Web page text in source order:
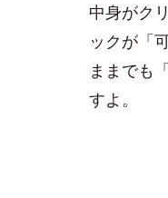
中身がク
ックが「
ままでも
すよ。